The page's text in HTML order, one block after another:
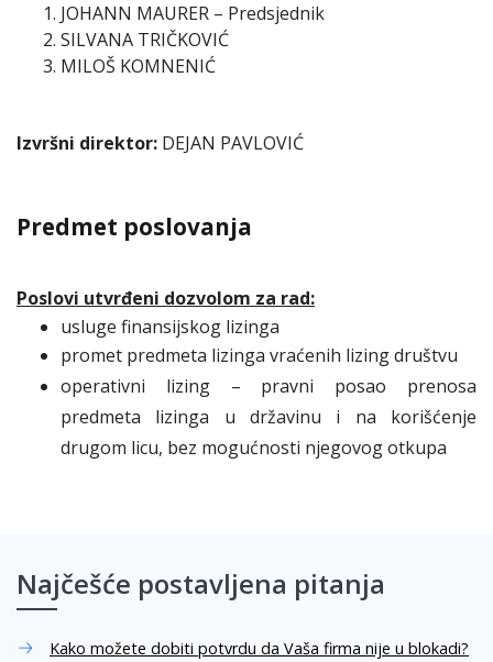
JOHANN MAURER – Predsjednik
SILVANA TRIČKOVIĆ
MILOŠ KOMNENIĆ
Izvršni direktor: DEJAN PAVLOVIĆ
Predmet poslovanja
Poslovi utvrđeni dozvolom za rad:
usluge finansijskog lizinga
promet predmeta lizinga vraćenih lizing društvu
operativni lizing – pravni posao prenosa
predmeta lizinga u državinu i na korišćenje
drugom licu, bez mogućnosti njegovog otkupa
Najčešće postavljena pitanja
Kako možete dobiti potvrdu da Vaša firma nije u blokadi?